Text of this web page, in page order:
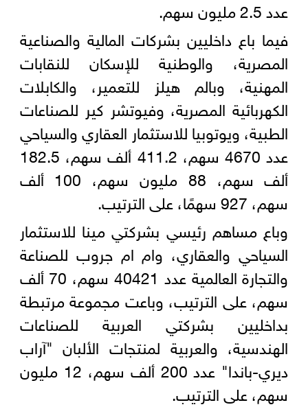
عدد 2.5 مليون سهم.
فيما باع داخليين بشركات المالية والصناعية
المصرية، والوطنية للإسكان للنقابات
المهنية، وبالم هيلز للتعمير، والكابلات
الكهربائية المصرية، وفيوتشر كير للصناعات
الطبية، ويوتوبيا للاستثمار العقاري والسياحي
عدد 4670 سهم، 411.2 ألف سهم، 182.5
ألف سهم، 88 مليون سهم، 100 ألف
سهم، 927 سهمًا، على الترتيب.
وباع مساهم رئيسي بشركتي مينا للاستثمار
السياحي والعقاري، وام ام جروب للصناعة
والتجارة العالمية عدد 40421 سهم، 70 ألف
سهم، على الترتيب، وباعت مجموعة مرتبطة
بداخليين بشركتي العربية للصناعات
الهندسية، والعربية لمنتجات الألبان "آراب
ديري-باندا" عدد 200 ألف سهم، 12 مليون
سهم، على الترتيب.